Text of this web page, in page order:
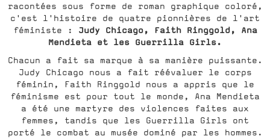
racontées sous forme de roman graphique coloré,
c'est l'histoire de quatre pionnières de l'art
féministe : Judy Chicago, Faith Ringgold, Ana
Mendieta et les Guerrilla Girls.
Chacun a fait sa marque à sa manière puissante.
Judy Chicago nous a fait réévaluer le corps
féminin, Faith Ringgold nous a appris que le
féminisme est pour tout le monde, Ana Mendieta
a été une martyre des violences faites aux
femmes, tandis que les Guerrilla Girls ont
porté le combat au musée dominé par les hommes.